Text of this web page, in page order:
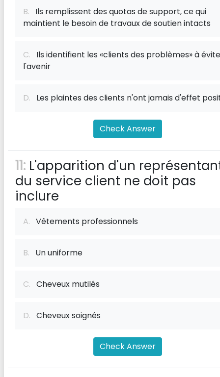
B. Ils remplissent des quotas de support, ce qui
maintient le besoin de travaux de soutien intacts
C. Ils identifient les «clients des problèmes» à
l'avenir
D. Les plaintes des clients n'ont jamais d'effet
Check Answer
11: L'apparition d'un
du service client ne doit pas
inclure
A. Vêtements professionnels
B. Un uniforme
C. Cheveux mutilés
D. Cheveux soignés
Check Answer